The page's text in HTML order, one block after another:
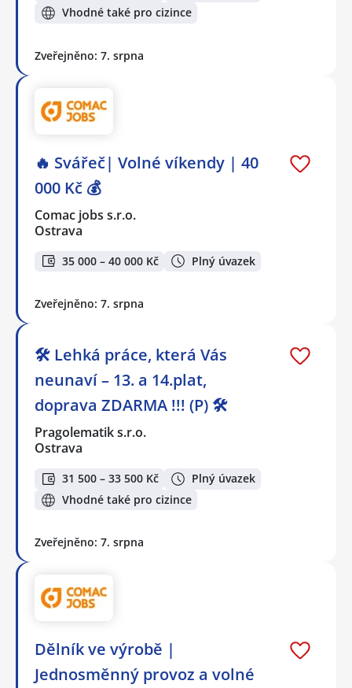
Vhodné také pro cizince
Zveřejněno: 7. srpna
🔥 Svářeč| Volné víkendy | 40
000 Kč 💰
Comac jobs s.r.o.
Ostrava
35 000 – 40 000 Kč Plný úvazek
Zveřejněno: 7. srpna
🛠️ Lehká práce, která Vás
neunaví – 13. a 14.plat,
doprava ZDARMA !!! (P) 🛠️
Pragolematik s.r.o.
Ostrava
31 500 – 33 500 Kč
Plný úvazek
Vhodné také pro cizince
Zveřejněno: 7. srpna
Dělník ve výrobě |
Jednosměnný provoz a volné